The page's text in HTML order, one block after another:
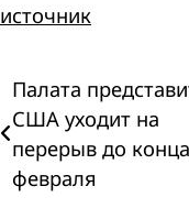
источник
Навигация
по
записям
Палата
США уходит на
перерыв до конца
февраля